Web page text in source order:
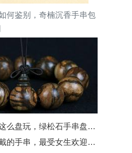
何鉴别，奇楠沉香手串包
盘玩，绿松石手串盘玩方法
手串，最受女生欢迎的手串